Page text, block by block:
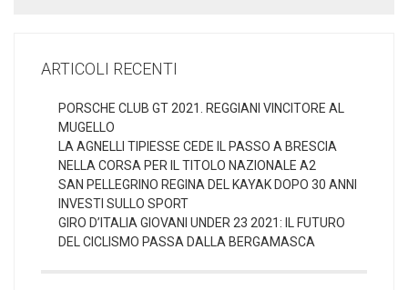
ARTICOLI RECENTI
PORSCHE CLUB GT 2021. REGGIANI VINCITORE AL
MUGELLO
LA AGNELLI TIPIESSE CEDE IL PASSO A BRESCIA
NELLA CORSA PER IL TITOLO NAZIONALE A2
SAN PELLEGRINO REGINA DEL KAYAK DOPO 30 ANNI
INVESTI SULLO SPORT
GIRO D’ITALIA GIOVANI UNDER 23 2021: IL FUTURO
DEL CICLISMO PASSA DALLA BERGAMASCA